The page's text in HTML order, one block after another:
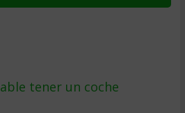
tener un coche